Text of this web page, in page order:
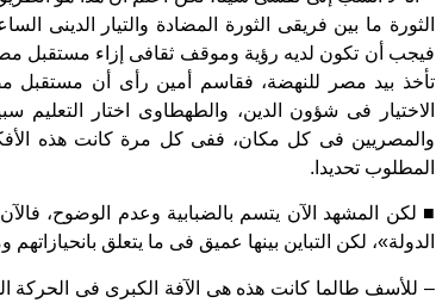
الثورة ما بين فريقى الثورة المضادة والتيار الدينى
فيجب أن تكون لديه رؤية وموقف ثقافى إزاء مستقبل
تأخذ بيد مصر للنهضة، فقاسم أمين رأى أن مستقبل
الاختيار فى شؤون الدين، والطهطاوى اختار التعليم
والمصريين فى كل مكان، ففى كل مرة كانت هذه
المطلوب تحديدا.
■ لكن المشهد الآن يتسم بالضبابية وعدم الوضوح،
الدولة»، لكن التباين بينها عميق فى ما يتعلق
– للأسف طالما كانت هذه هى الآفة الكبرى فى الحركة